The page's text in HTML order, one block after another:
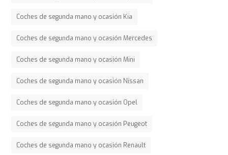
Coches de segunda mano y ocasión Kia
Coches de segunda mano y ocasión Mercedes
Coches de segunda mano y ocasión Mini
Coches de segunda mano y ocasión Nissan
Coches de segunda mano y ocasión Opel
Coches de segunda mano y ocasión Peugeot
Coches de segunda mano y ocasión Renault